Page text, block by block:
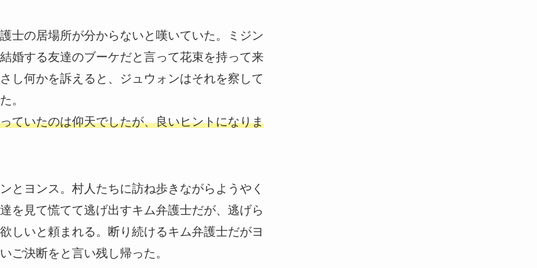
士の居場所が分からないと嘆いていた。ミジン
婚する友達のブーケだと言って花束を持って来
し何かを訴えると、ジュウォンはそれを察して
。
ていたのは仰天でしたが、良いヒントになりま
とヨンス。村人たちに訪ね歩きながらようやく
を見て慌てて逃げ出すキム弁護士だが、逃げら
しいと頼まれる。断り続けるキム弁護士だがヨ
ご決断をと言い残し帰った。